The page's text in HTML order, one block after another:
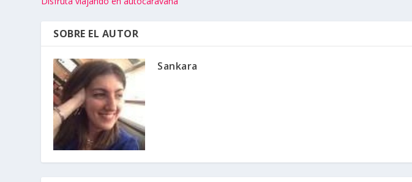
SOBRE EL AUTOR
Sankara